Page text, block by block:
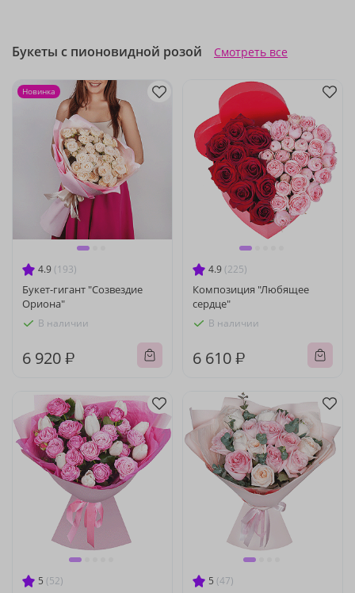
Букеты с пионовидной розой Смотреть все
4.9 (193)
Букет-гигант "Созвездие
Ориона"
В наличии
6 920 ₽
Новинка
4.9 (225)
Композиция "Любящее
сердце"
В наличии
6 610 ₽
5 (52) 5 (47)